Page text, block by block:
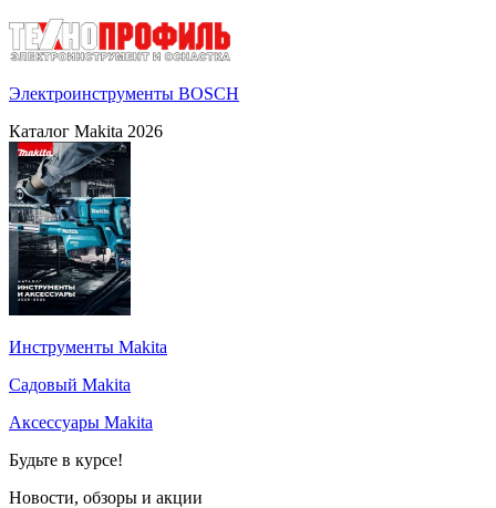
Электроинструменты BOSCH
Каталог Makita 2026
Инструменты Makita
Садовый Makita
Аксессуары Makita
Будьте в курсе!
Новости, обзоры и акции